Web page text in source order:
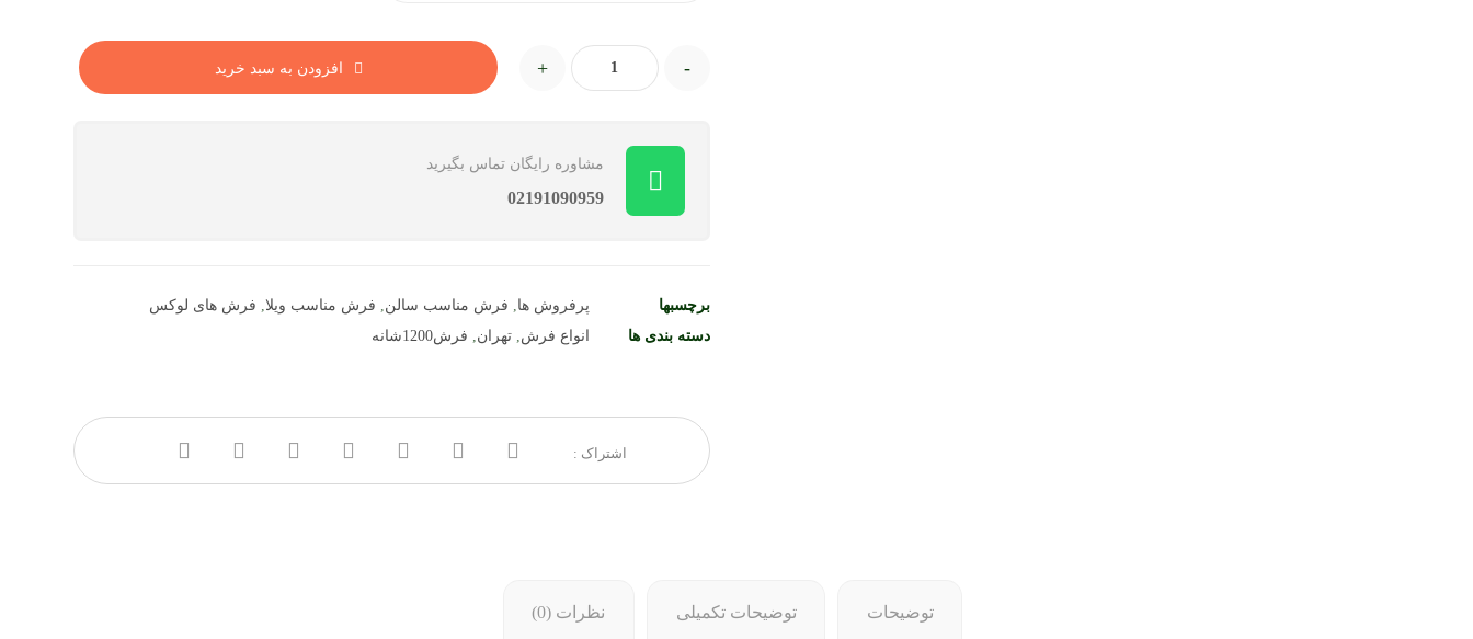
-
+ افزودن به سبد خرید
مشاوره رایگان تماس بگیرید
02191090959
برچسبها پرفروش ها فرش مناسب سالن فرش مناسب ویلا فرش های لوکس
دسته بندی ها
انواع فرش ,تهران فرش1200شانه
توضیحات توضیحات تکمیلی نظرات (0)